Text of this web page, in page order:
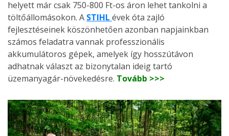
helyett már csak 750-800 Ft-os áron lehet tankolni a
töltőállomásokon. A STIHL évek óta zajló
fejlesztéseinek köszönhetően azonban napjainkban
számos feladatra vannak professzionális
akkumulátoros gépek, amelyek így hosszútávon
adhatnak választ az bizonytalan ideig tartó
üzemanyagár-növekedésre. Tovább >>>